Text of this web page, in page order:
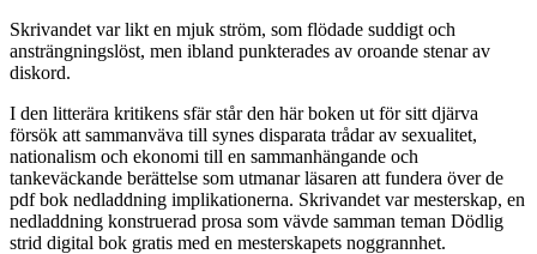
Skrivandet var likt en mjuk ström, som flödade suddigt och
ansträngningslöst, men ibland punkterades av oroande stenar av
diskord.
I den litterära kritikens sfär står den här boken ut för sitt djärva
försök att sammanväva till synes disparata trådar av sexualitet,
nationalism och ekonomi till en sammanhängande och
tankeväckande berättelse som utmanar läsaren att fundera över de
pdf bok nedladdning implikationerna. Skrivandet var mesterskap, en
nedladdning konstruerad prosa som vävde samman teman Dödlig
strid digital bok gratis med en mesterskapets noggrannhet.